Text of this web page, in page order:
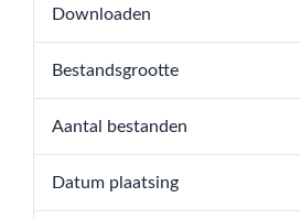
Downloaden
Bestandsgrootte
Aantal bestanden
Datum plaatsing